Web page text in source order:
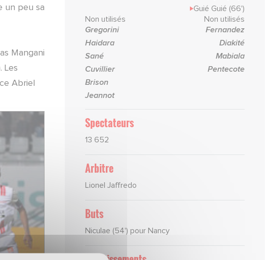
un peu sa
Mangani
Les
Abriel
Guié Guié (66')
Non utilisés
Gregorini
Haidara
Sané
Cuvillier
Brison
Jeannot
Non utilisés
Fernandez
Diakité
Mabiala
Pentecote
Spectateurs
13 652
Arbitre
Lionel Jaffredo
Buts
Niculae (54') pour Nancy